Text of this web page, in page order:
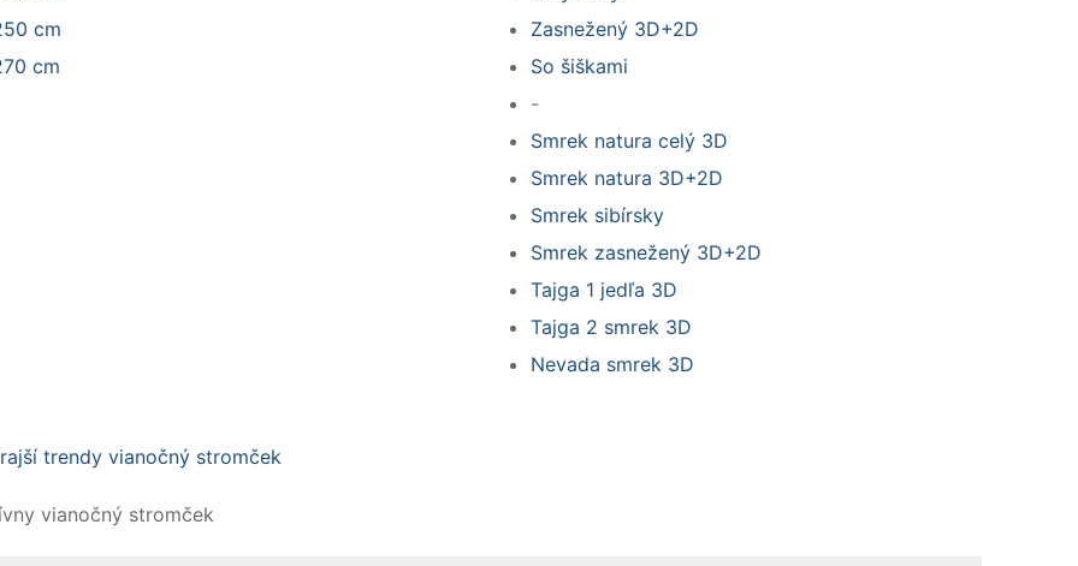
cm
cm
Zasnežený 3D+2D
So šiškami
-
Smrek natura celý 3D
Smrek natura 3D+2D
Smrek sibírsky
Smrek zasnežený 3D+2D
Tajga 1 jedľa 3D
Tajga 2 smrek 3D
Nevada smrek 3D
vianočný stromček